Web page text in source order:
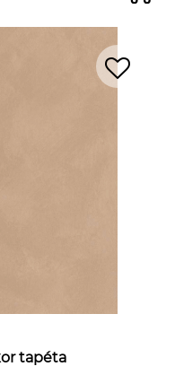
tapéta